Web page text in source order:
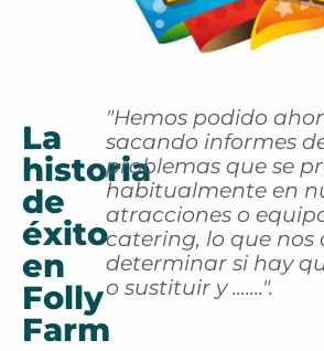
La
historia
de
éxito
en
Folly
Farm
"Hemos podido
sacando informes
problemas que se
habitualmente en
atracciones o
catering, lo que nos
determinar si hay
o sustituir y .......".